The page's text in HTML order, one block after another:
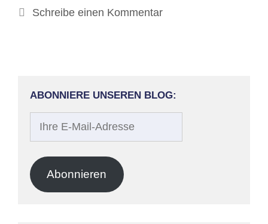
Schreibe einen Kommentar
ABONNIERE UNSEREN BLOG:
Adresse
Abonnieren